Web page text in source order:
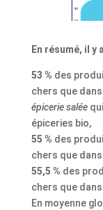
En résumé, il y
53 % des
chers que
épicerie salée
épiceries bio,
55 % des
chers que
55,5 % des
chers que
En moyenne